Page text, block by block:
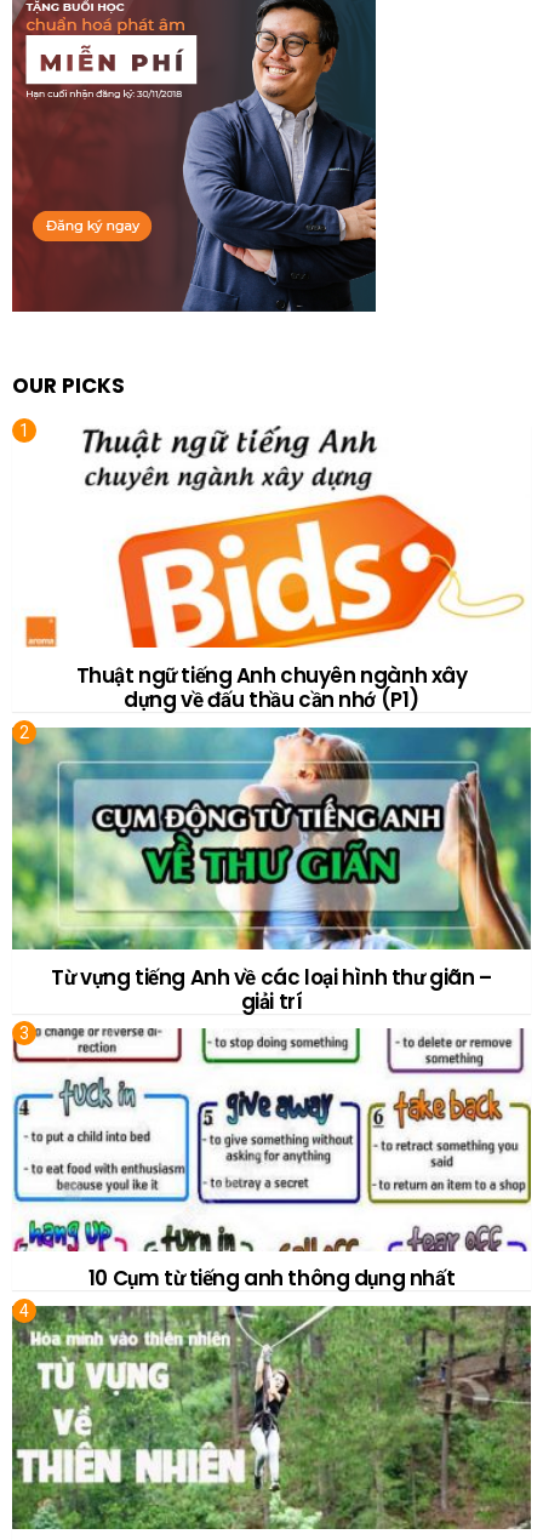
OUR PICKS
Thuật ngữ tiếng Anh chuyên ngành xây
dựng về đấu thầu cần nhớ (P1)
Từ vựng tiếng Anh về các loại hình thư giãn –
giải trí
10 Cụm từ tiếng anh thông dụng nhất